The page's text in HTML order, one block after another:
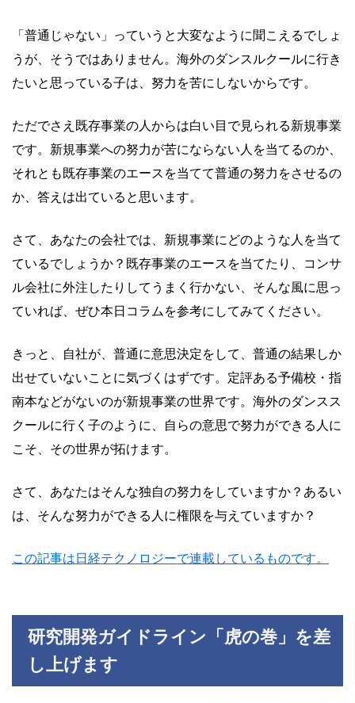
「普通じゃない」っていうと大変なように聞こえるでしょ
うが、そうではありません。海外のダンスルクールに行き
たいと思っている子は、努力を苦にしないからです。
ただでさえ既存事業の人からは白い目で見られる新規事業
です。新規事業への努力が苦にならない人を当てるのか、
それとも既存事業のエースを当てて普通の努力をさせるの
か、答えは出ていると思います。
さて、あなたの会社では、新規事業にどのような人を当て
ているでしょうか？既存事業のエースを当てたり、コンサ
ル会社に外注したりしてうまく行かない、そんな風に思っ
ていれば、ぜひ本日コラムを参考にしてみてください。
きっと、自社が、普通に意思決定をして、普通の結果しか
出せていないことに気づくはずです。定評ある予備校・指
南本などがないのが新規事業の世界です。海外のダンスス
クールに行く子のように、自らの意思で努力ができる人に
こそ、その世界が拓けます。
さて、あなたはそんな独自の努力をしていますか？あるい
は、そんな努力ができる人に権限を与えていますか？
この記事は日経テクノロジーで連載しているものです。
研究開発ガイドライン「虎の巻」を差
し上げます